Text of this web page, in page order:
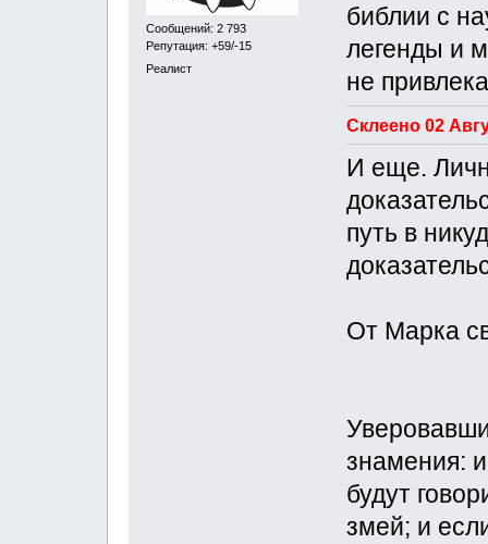
Сообщений: 2 793
Репутация: +59/-15
Реалист
библии с
легенды и
не
Склеено 02
И еще.
путь в
От Марка
знамения:
будут
змей; и